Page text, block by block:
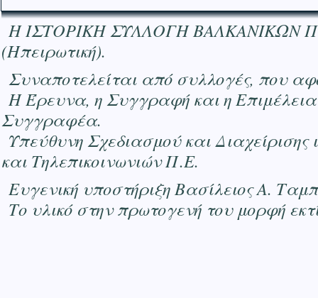
Η ΙΣΤΟΡΙΚΗ ΣΥΛΛΟΓΗ ΒΑΛΚΑΝΙΚΩΝ
(Ηπειρωτική).
Συναποτελείται από συλλογές, που
Η Έρευνα, η Συγγραφή και η
Συγγραφέα.
Υπεύθυνη Σχεδιασμού και
και Τηλεπικοινωνιών Π.Ε.
Ευγενική υποστήριξη Βασίλειος Α.
Το υλικό στην πρωτογενή του μορφή